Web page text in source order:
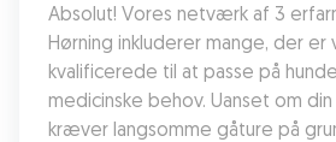
Absolut! Vores netværk af 3
Hørning inkluderer mange, der
kvalificerede til at passe på
medicinske behov. Uanset om
kræver langsomme gåture på